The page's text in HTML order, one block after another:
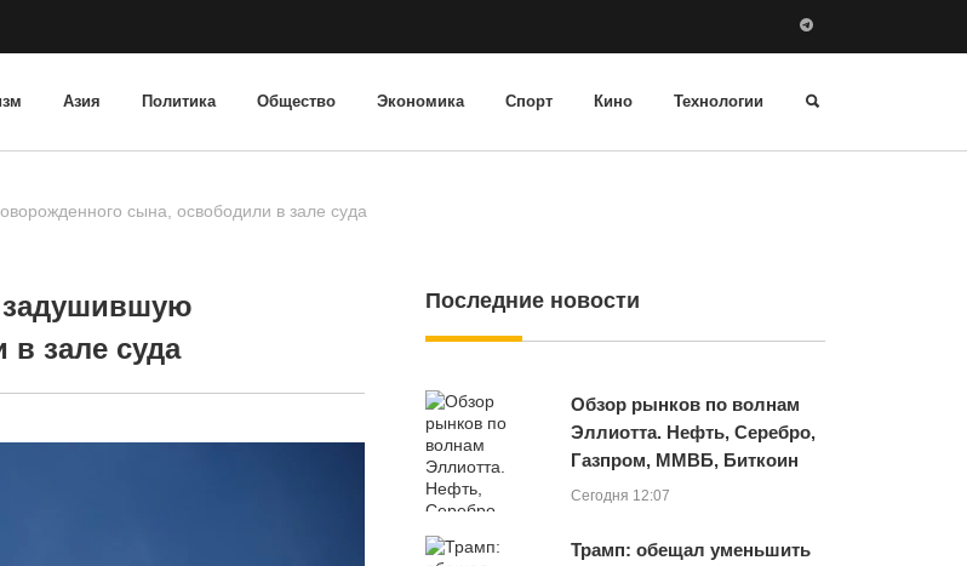
Азия Политика Общество Экономика Спорт Кино Технологии
сына, освободили в зале суда
задушившую
зале суда
Последние новости
Обзор рынков по волнам
Эллиотта. Нефть, Серебро,
Газпром, ММВБ, Биткоин
Сегодня 12:07
Трамп: обещал уменьшить